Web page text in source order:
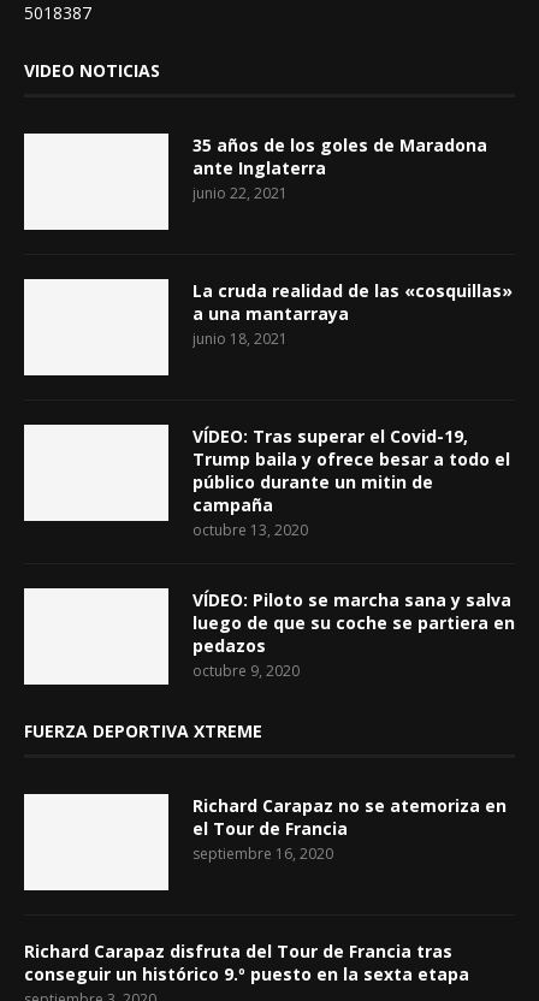
5018387
VIDEO NOTICIAS
35 años de los goles de Maradona
ante Inglaterra
junio 22, 2021
La cruda realidad de las «cosquillas»
a una mantarraya
junio 18, 2021
VÍDEO: Tras superar el Covid-19,
Trump baila y ofrece besar a todo el
público durante un mitin de
campaña
octubre 13, 2020
VÍDEO: Piloto se marcha sana y salva
luego de que su coche se partiera en
pedazos
octubre 9, 2020
FUERZA DEPORTIVA XTREME
Richard Carapaz no se atemoriza en
el Tour de Francia
septiembre 16, 2020
Richard Carapaz disfruta del Tour de Francia tras
conseguir un histórico 9.º puesto en la sexta etapa